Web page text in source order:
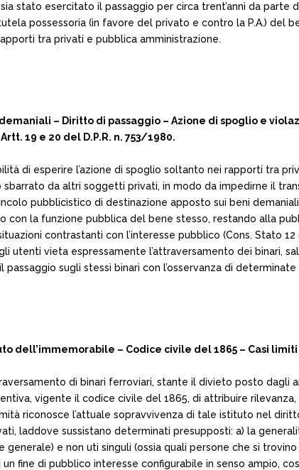
stato esercitato il passaggio per circa trent’anni da parte
possessoria (in favore del privato e contro la P.A.) del
tra privati e pubblica amministrazione.
– Diritto di passaggio – Azione di spoglio e
19 e 20 del D.P.R. n. 753/1980.
di esperire l’azione di spoglio soltanto nei rapporti tra
da altri soggetti privati, in modo da impedirne il
pubblicistico di destinazione apposto sui beni
con la funzione pubblica del bene stesso, restando alla
contrastanti con l’interesse pubblico (Cons. Stato
utenti vieta espressamente l’attraversamento dei binari,
sugli stessi binari con l’osservanza di
dell’immemorabile – Codice civile del 1865 – Casi
di binari ferroviari, stante il divieto posto dagli
vigente il codice civile del 1865, di attribuire
riconosce l’attuale sopravvivenza di tale istituto nel
laddove sussistano determinati presupposti: a) la
e non uti singuli (ossia quali persone che si
fine di pubblico interesse configurabile in senso ampio,